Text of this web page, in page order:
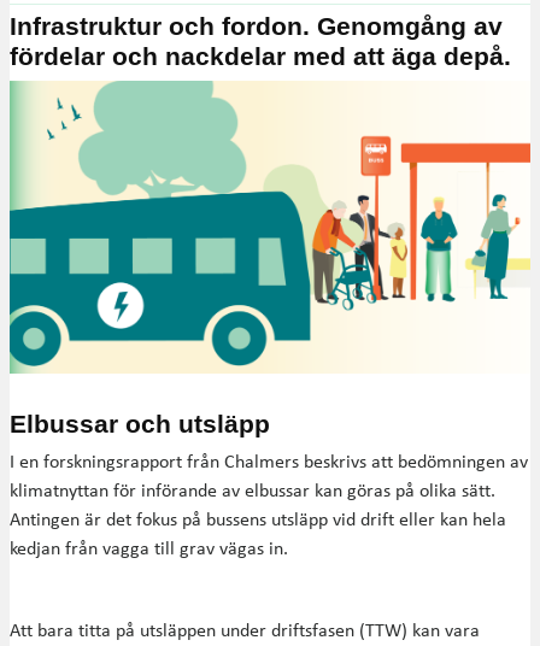
Infrastruktur och fordon. Genomgång av
fördelar och nackdelar med att äga depå.
Elbussar och utsläpp
I en forskningsrapport från Chalmers beskrivs att bedömningen av
klimatnyttan för införande av elbussar kan göras på olika sätt.
Antingen är det fokus på bussens utsläpp vid drift eller kan hela
kedjan från vagga till grav vägas in.
Att bara titta på utsläppen under driftsfasen (TTW) kan vara